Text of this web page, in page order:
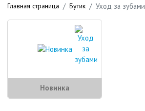
Главная страница Бутик Уход за зубами
Новинка